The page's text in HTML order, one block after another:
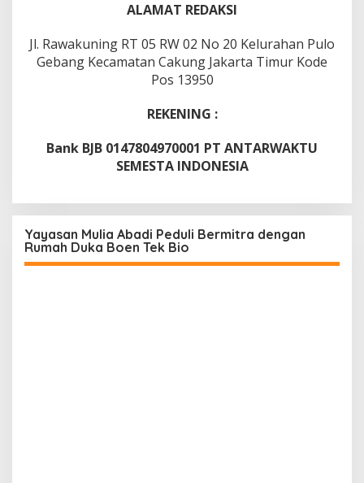
ALAMAT REDAKSI
Jl. Rawakuning RT 05 RW 02 No 20 Kelurahan Pulo
Gebang Kecamatan Cakung Jakarta Timur Kode
Pos 13950
REKENING :
Bank BJB 0147804970001 PT ANTARWAKTU
SEMESTA INDONESIA
Yayasan Mulia Abadi Peduli Bermitra dengan
Rumah Duka Boen Tek Bio